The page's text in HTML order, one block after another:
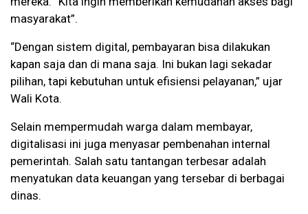
masyarakat”.
“Dengan sistem digital, pembayaran bisa dilakukan
kapan saja dan di mana saja. Ini bukan lagi sekadar
pilihan, tapi kebutuhan untuk efisiensi pelayanan,” ujar
Wali Kota.
Selain mempermudah warga dalam membayar,
digitalisasi ini juga menyasar pembenahan internal
pemerintah. Salah satu tantangan terbesar adalah
menyatukan data keuangan yang tersebar di berbagai
dinas.